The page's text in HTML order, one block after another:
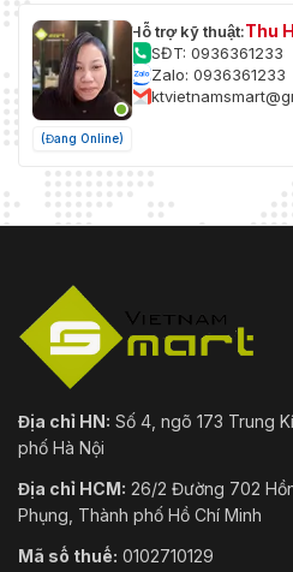
(Đang Online)
Hỗ trợ kỹ thuật:Thu
SĐT: 0936361233
Zalo: 0936361233
Địa chỉ HN: Số 4, ngõ 173 Trung
phố Hà Nội
Địa chỉ HCM: 26/2 Đường 702
Phụng, Thành phố Hồ Chí Minh
Mã số thuế: 0102710129